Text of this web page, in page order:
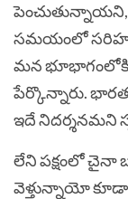
పెంచుతున్నాయ‌ని,
స‌మ‌యంలో
మ‌న భూభాగంలోకి
పేర్కొన్నారు.
ఇదే నిద‌ర్శ‌న‌మ‌ని
లేని పక్షంలో చైనా
వెళ్తున్నాయో